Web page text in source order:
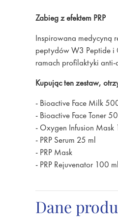
Zabieg z efektem PRP
Inspirowana medycyną
peptydów W3 Peptide i
ramach profilaktyki
Kupując ten zestaw,
- Bioactive Face Milk
- Bioactive Face Toner
- Oxygen Infusion Mask
- PRP Serum 25 ml
- PRP Mask
- PRP Rejuvenator 100 ml
Dane